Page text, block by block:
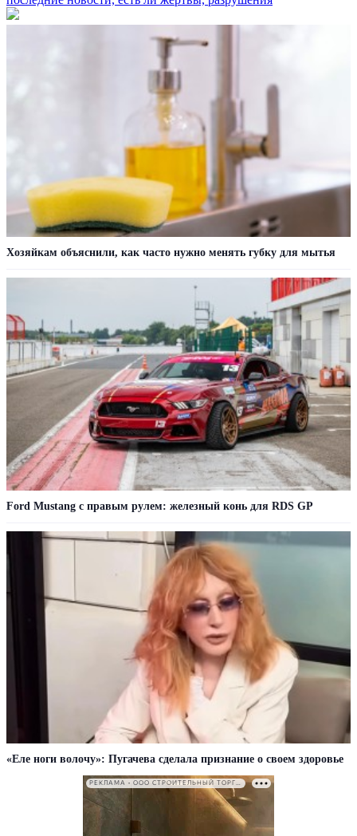
Хозяйкам объяснили, как часто нужно менять губку для мытья
Ford Mustang с правым рулем: железный конь для RDS GP
«Еле ноги волочу»: Пугачева сделала признание о своем здоровье
РЕКЛАМА • ООО СТРОИТЕЛЬНЫЙ ТОРГОВЫЙ ДОМ «ПЕТРОВИЧ». ИНН: 7802348846